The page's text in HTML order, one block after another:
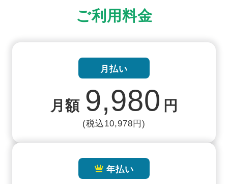
ご利用料金
月払い
月額 9,980 円
(税込10,978円)
年払い